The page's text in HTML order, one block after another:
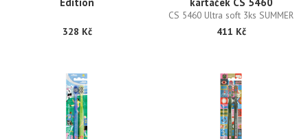
328 Kč
CS 5460 Ultra soft 3ks SUMMER
Turtle
411 Kč